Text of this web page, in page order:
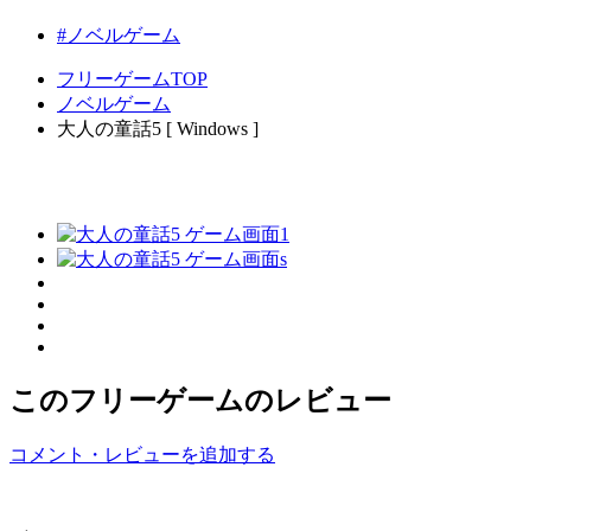
#ノベルゲーム
フリーゲームTOP
ノベルゲーム
大人の童話5 [ Windows ]
このフリーゲームのレビュー
コメント・レビューを追加する